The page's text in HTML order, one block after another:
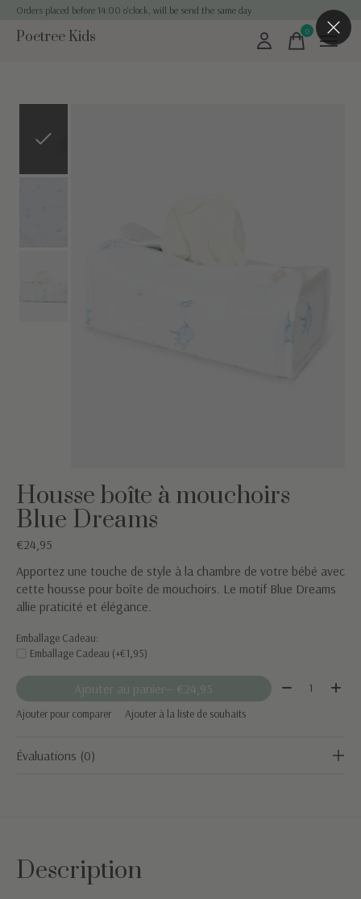
Orders placed before 14:00 o'clock, will be send the same day
Poetree Kids 0items
Housse boîte à mouchoirs
Blue Dreams
€24,95
Apportez une touche de style à la chambre de votre bébé avec
cette housse pour boîte de mouchoirs. Le motif Blue Dreams
allie praticité et élégance.
Emballage Cadeau:
Emballage Cadeau (+€1,95)
Ajouter au panier — €24,95 Quantité:
Ajouter pour comparer Ajouter à la liste de souhaits
Évaluations (0)
Description